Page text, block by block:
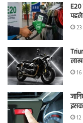
पहले
लाख